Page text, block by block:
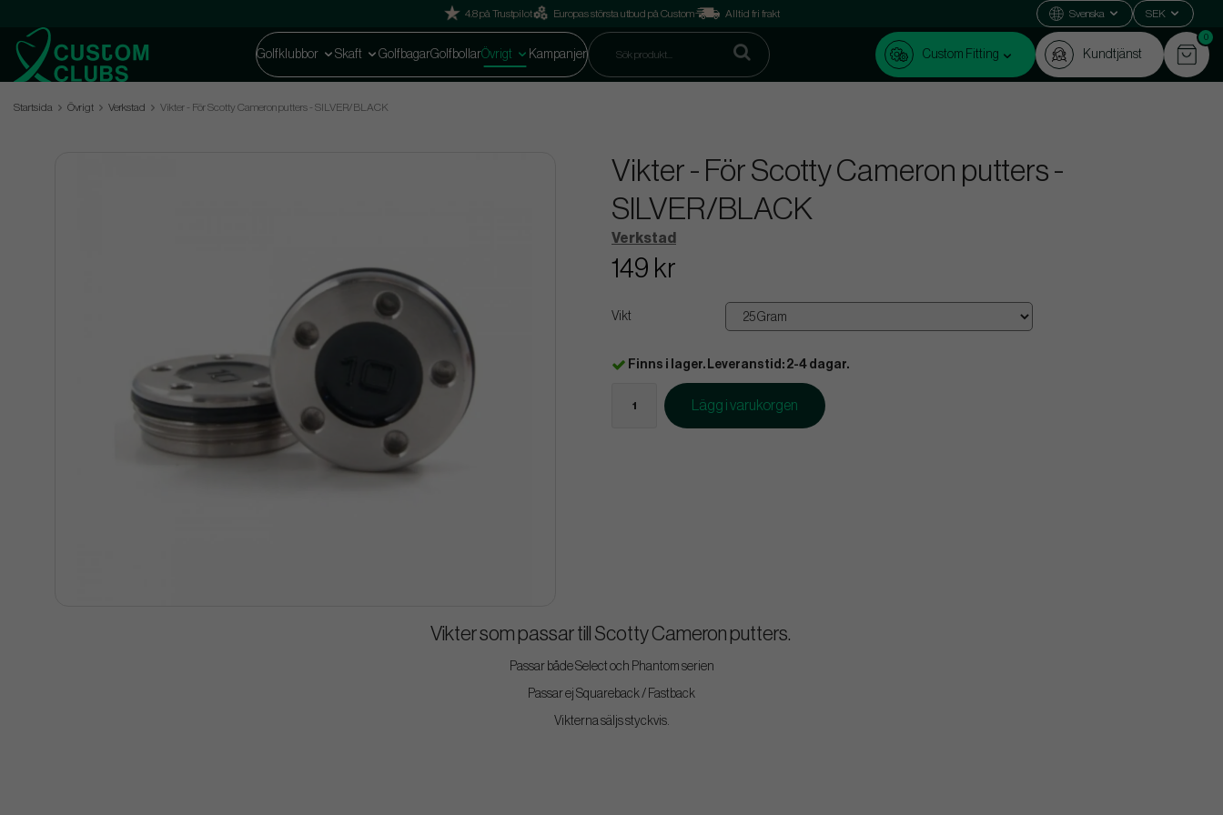
4.8 på Trustpilot Europas största utbud på Custom Alltid fri frakt Svenska SEK
Golfklubbor Skaft GolfbagarGolfbollarÖvrigt Kampanjer Custom Fitting Kundtjänst
0
Startsida Övrigt Verkstad Vikter - För Scotty Cameron putters - SILVER/BLACK
Vikter - För Scotty Cameron putters -
SILVER/BLACK
Verkstad
149 kr
Vikt
Finns i lager. Leveranstid: 2-4 dagar.
Lägg i varukorgen
Vikter som passar till Scotty Cameron putters.
Passar både Select och Phantom serien
Passar ej Squareback / Fastback
Vikterna säljs styckvis.